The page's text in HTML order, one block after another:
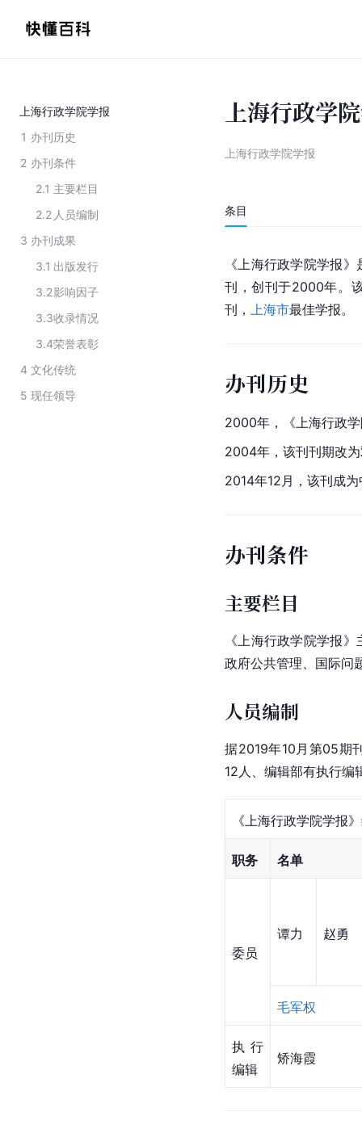
上海行政学院学报
1 办刊历史
2 办刊条件
2.1 主要栏目
2.2 人员编制
3 办刊成果
3.1 出版发行
3.2影响因子
3.3收录情况
3.4荣誉表彰
4 文化传统
5 现任领导
上海行政学
上海行政学院学报
条目
《上海行政学院学报
刊，创刊于2000年。
刊，
上海市最佳学报。
办刊历史
2000年，《上海行政
2004年，该刊刊期改
2014年12月，该刊成
办刊条件
主要栏目
《上海行政学院学报
政府公共管理 、国际
人员编制
据2019年10月第05期
12人、编辑部有执行编
《上海行政学院学报
职务 名单
委员
谭力 赵勇
毛军权
执行
编辑
矫海霞